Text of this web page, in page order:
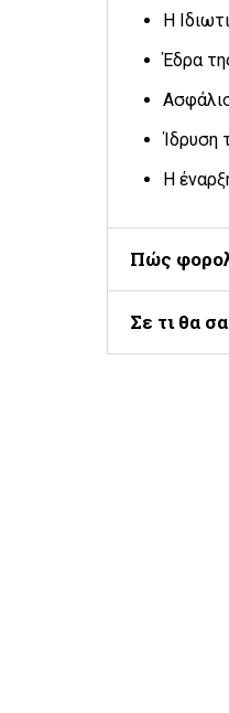
Η
Έδρα
Ίδρυση
Η
Πώς
Σε τι θα